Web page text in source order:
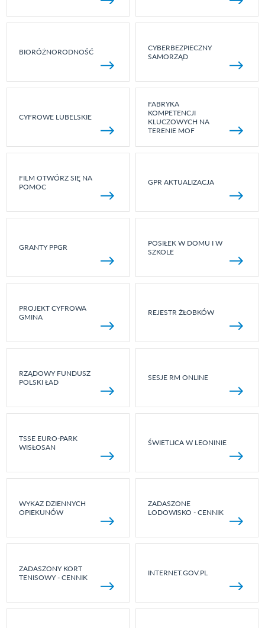
BIORÓŻNORODNOŚĆ
CYBERBEZPIECZNY
SAMORZĄD
CYFROWE LUBELSKIE
FABRYKA
KOMPETENCJI
KLUCZOWYCH NA
TERENIE MOF
FILM OTWÓRZ SIĘ NA
POMOC
GPR AKTUALIZACJA
GRANTY PPGR
POSIŁEK W DOMU I W
SZKOLE
PROJEKT CYFROWA
GMINA
REJESTR ŻŁOBKÓW
RZĄDOWY FUNDUSZ
POLSKI ŁAD
SESJE RM ONLINE
TSSE EURO-PARK
WISŁOSAN
ŚWIETLICA W LEONINIE
WYKAZ DZIENNYCH
OPIEKUNÓW
ZADASZONE
LODOWISKO - CENNIK
ZADASZONY KORT
TENISOWY - CENNIK
INTERNET.GOV.PL